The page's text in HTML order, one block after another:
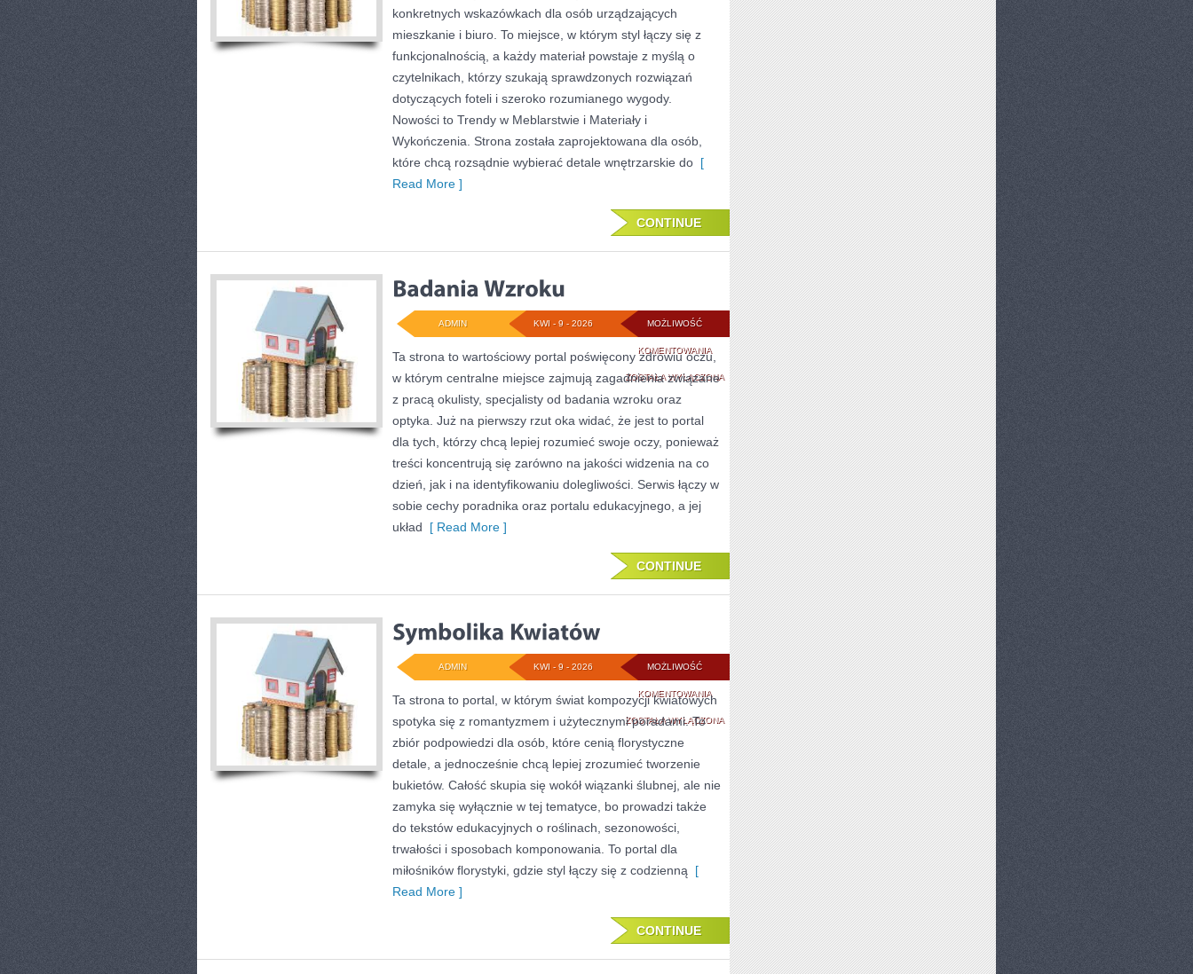
konkretnych wskazówkach dla osób urządzających
mieszkanie i biuro. To miejsce, w którym styl łączy się z
funkcjonalnością, a każdy materiał powstaje z myślą o
czytelnikach, którzy szukają sprawdzonych rozwiązań
dotyczących foteli i szeroko rozumianego wygody.
Nowości to Trendy w Meblarstwie i Materiały i
Wykończenia. Strona została zaprojektowana dla osób,
które chcą rozsądnie wybierać detale wnętrzarskie do [
Read More ]
CONTINUE
MOŻLIWOŚĆ
KOMENTOWANIABADANIA
WZROKU
ZOSTAŁA WYŁĄCZONA
KWI - 9 - 2026
ADMIN
Ta strona to wartościowy portal poświęcony zdrowiu oczu,
w którym centralne miejsce zajmują zagadnienia związane
z pracą okulisty, specjalisty od badania wzroku oraz
optyka. Już na pierwszy rzut oka widać, że jest to portal
dla tych, którzy chcą lepiej rozumieć swoje oczy, ponieważ
treści koncentrują się zarówno na jakości widzenia na co
dzień, jak i na identyfikowaniu dolegliwości. Serwis łączy w
sobie cechy poradnika oraz portalu edukacyjnego, a jej
układ [ Read More ]
CONTINUE
MOŻLIWOŚĆ
KOMENTOWANIASYMBOLIKA
KWIATÓW
ZOSTAŁA WYŁĄCZONA
KWI - 9 - 2026
ADMIN
Ta strona to portal, w którym świat kompozycji kwiatowych
spotyka się z romantyzmem i użytecznymi poradami. To
zbiór podpowiedzi dla osób, które cenią florystyczne
detale, a jednocześnie chcą lepiej zrozumieć tworzenie
bukietów. Całość skupia się wokół wiązanki ślubnej, ale nie
zamyka się wyłącznie w tej tematyce, bo prowadzi także
do tekstów edukacyjnych o roślinach, sezonowości,
trwałości i sposobach komponowania. To portal dla
miłośników florystyki, gdzie styl łączy się z codzienną [
Read More ]
CONTINUE